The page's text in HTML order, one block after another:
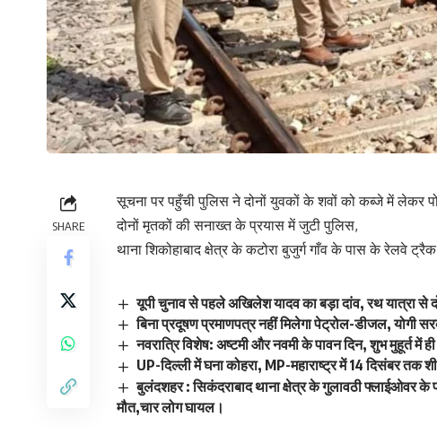
SHARE
सूचना पर पहुँची पुलिस ने दोनों युवकों के शवों को कब्जे में लेकर
दोनों मृतकों की सनाख्त के प्रयास में जुटी पुलिस,
थाना शिकोहाबाद क्षेत्र के कटोरा बुजुर्ग गाँव के पास के रेलवे
यूपी चुनाव से पहले अखिलेश यादव का बड़ा दांव, रथ यात्रा से
बिना प्रदूषण प्रमाणपत्र नहीं मिलेगा पेट्रोल-डीजल, योगी
नवरात्रि विशेष: अष्टमी और नवमी के पावन दिन, शुभ मुहूर्त में
UP-दिल्ली में घना कोहरा, MP-महाराष्ट्र में 14 दिसंबर तक
बुलंदशहर : सिकंदराबाद थाना क्षेत्र के गुलावठी
मौत,चार लोग घायल।